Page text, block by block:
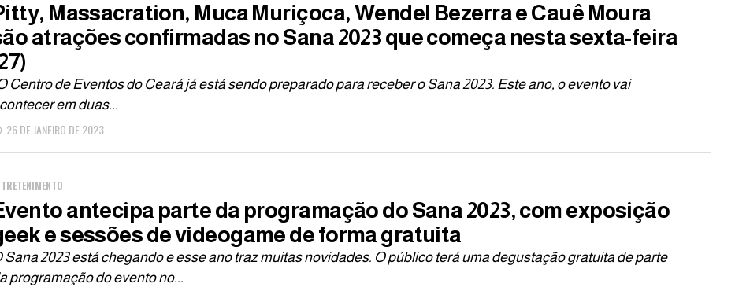
Massacration, Muca Muriçoca, Wendel Bezerra e Cauê Moura
atrações confirmadas no Sana 2023 que começa nesta sexta-feira
Centro de Eventos do Ceará já está sendo preparado para receber o Sana 2023. Este ano, o evento vai
em duas...
26 DE JANEIRO DE 2023
antecipa parte da programação do Sana 2023, com exposição
e sessões de videogame de forma gratuita
Sana 2023 está chegando e esse ano traz muitas novidades. O público terá uma degustação gratuita de parte
programação do evento no...